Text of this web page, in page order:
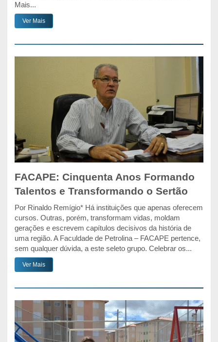
Mais...
Ver Mais
FACAPE: Cinquenta Anos Formando
Talentos e Transformando o Sertão
Por Rinaldo Remígio* Há instituições que apenas oferecem
cursos. Outras, porém, transformam vidas, moldam
gerações e escrevem capítulos decisivos da história de
uma região. A Faculdade de Petrolina – FACAPE pertence,
sem qualquer dúvida, a este seleto grupo. Celebrar os...
Ver Mais